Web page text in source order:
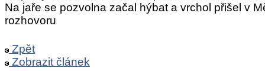
Na jaře se pozvolna začal hýbat a vrchol přišel v
rozhovoru
Zpět
Zobrazit článek